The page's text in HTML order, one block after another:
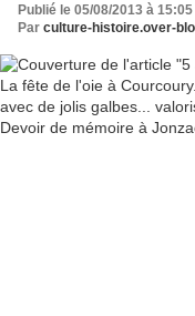
Devoir de
Publié le 05/08/2013 à 15:05
Par culture-histoire.over-